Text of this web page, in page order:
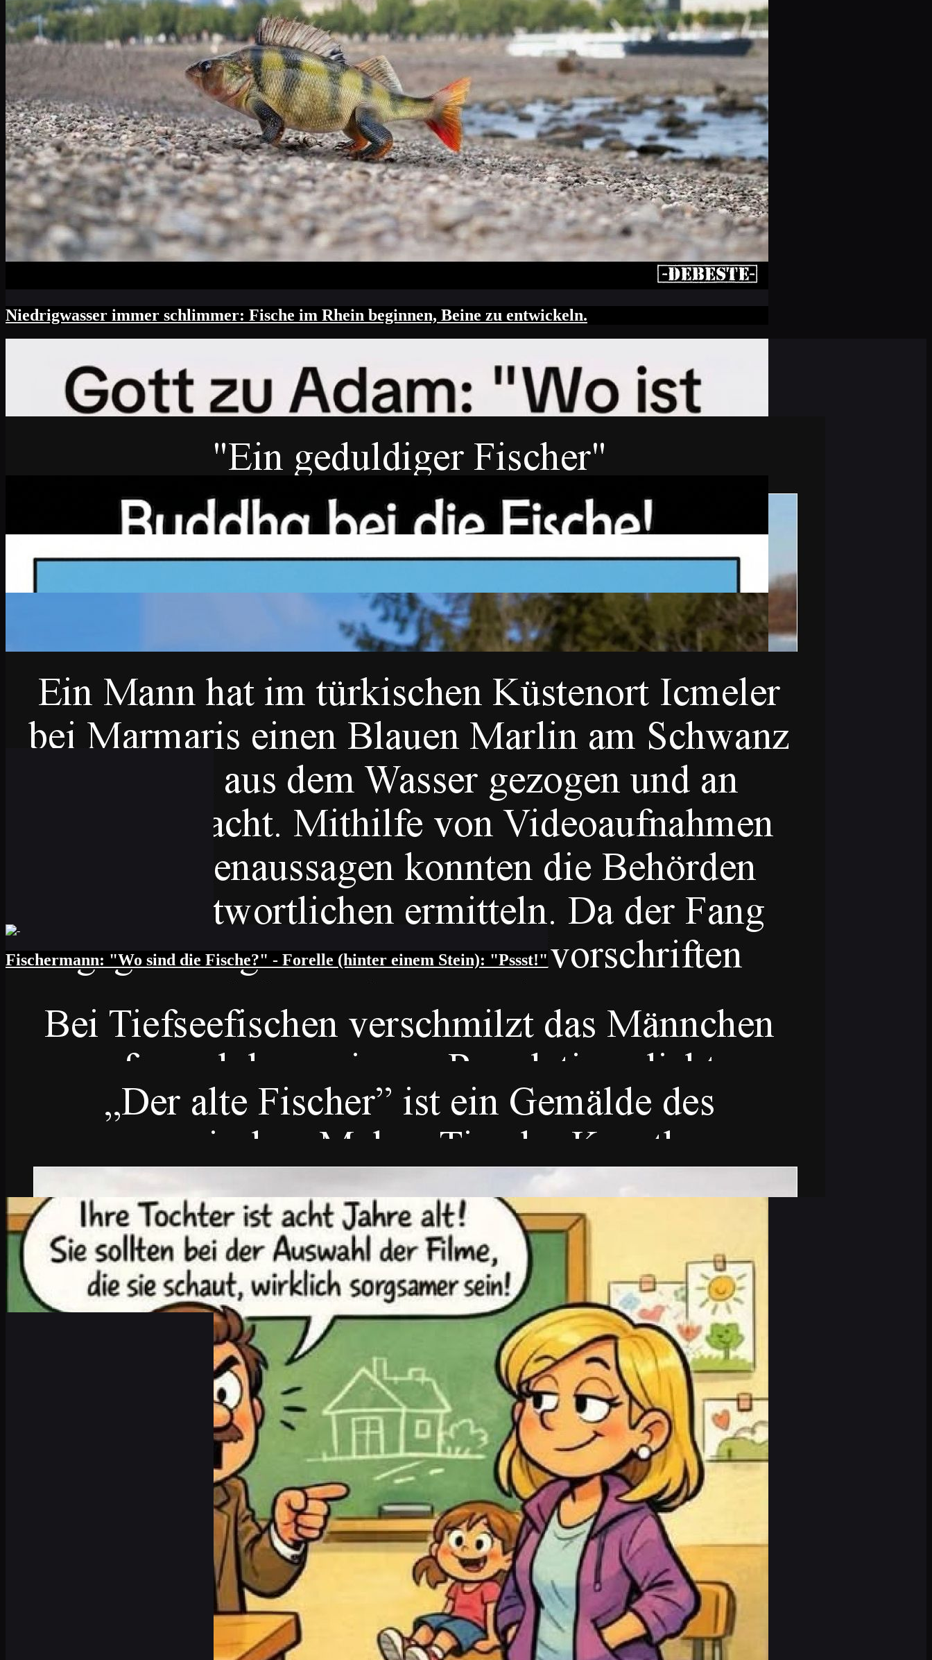
Niedrigwasser immer schlimmer: Fische im Rhein beginnen, Beine zu entwickeln.
Gott zu Adam: "Wo ist Eva?" Adam: "Die badet sich im Fluss." Gott: "Spinnt sie?! Den Geruch bekomme ich nie wieder aus den
Fischen raus!" Odpowiedzi wygenerowane przez AI mogą zawierać błędy. Więcej informacji Odpowiedź trybu AI jest gotowa
Buddha bei die Fische!
Fischen Sie? - Nein, ich vögel!
Studie zeigt: Fische sind die am seltensten überfahrenen Tiere.
Ein Mann hat im türkischen Küstenort Icmeler bei Marmaris einen Blauen Marlin am Schwanz gepackt, aus dem Wasser
gezogen und an Land gebracht. Mithilfe von Videoaufnahmen und Zeugenaussagen konnten die Behörden den Verantwortlichen
ermitteln. Da der Fang gegen die geltenden Fischereivorschriften verstieß, wurde gegen den Mann eine Geldstrafe verhängt.
Fischermann: "Wo sind die Fische?" - Forelle (hinter einem Stein): "Pssst!"